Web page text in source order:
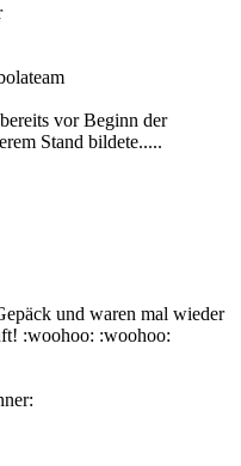
vor Beginn der
Stand bildete.....
und waren mal wieder
:woohoo: :woohoo: